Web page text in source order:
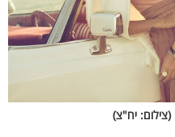
יח"צ)